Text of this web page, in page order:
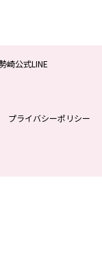
プライバシーポリシー